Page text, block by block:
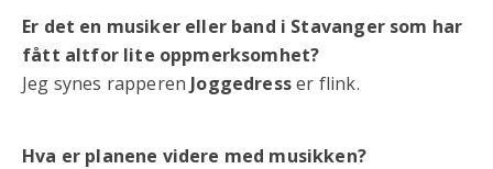
Er det en musiker eller band i Stavanger som har
fått altfor lite oppmerksomhet?
Jeg synes rapperen Joggedresser flink.
Hva er planene videre med musikken?